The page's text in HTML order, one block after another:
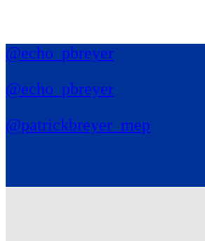
@echo_pbreyer
@echo_pbreyer
@patrickbreyer_mep